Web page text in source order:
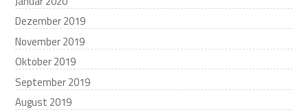
Dezember 2019
November 2019
Oktober 2019
September 2019
August 2019